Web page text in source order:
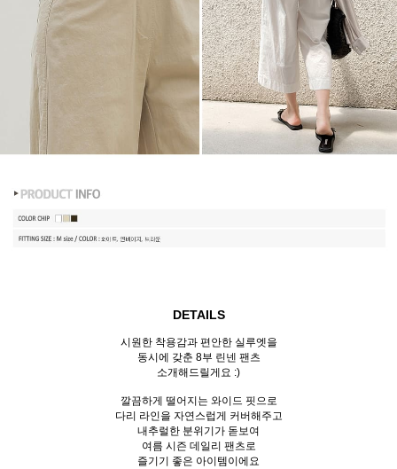
DETAILS
시원한 착용감과 편안한 실루엣을
동시에 갖춘 8부 린넨 팬츠
소개해드릴게요 :)
깔끔하게 떨어지는 와이드 핏으로
다리 라인을 자연스럽게 커버해주고
내추럴한 분위기가 돋보여
여름 시즌 데일리 팬츠로
즐기기 좋은 아이템이에요